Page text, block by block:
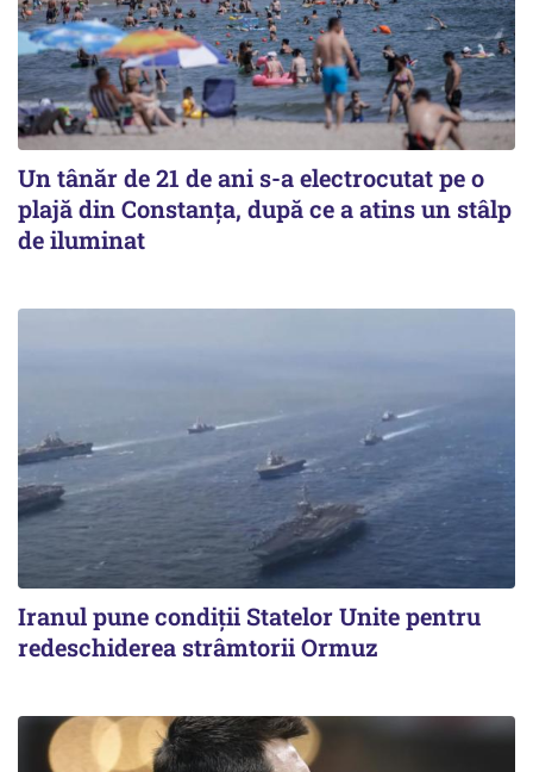
Un tânăr de 21 de ani s-a electrocutat pe o
plajă din Constanța, după ce a atins un stâlp
de iluminat
Iranul pune condiții Statelor Unite pentru
redeschiderea strâmtorii Ormuz